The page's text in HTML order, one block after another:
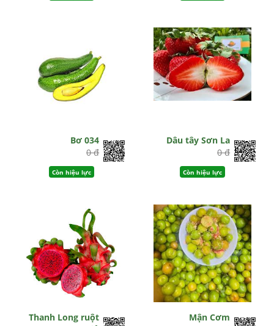
Bơ 034
0 đ
Còn hiệu lực
Dâu tây Sơn La
0 đ
Còn hiệu lực
Thanh Long ruột
Mận Cơm